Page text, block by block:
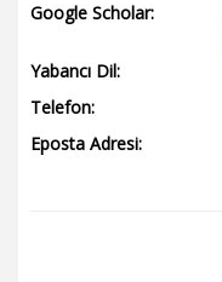
Google Scholar:
Yabancı Dil:
Telefon:
Eposta Adresi: